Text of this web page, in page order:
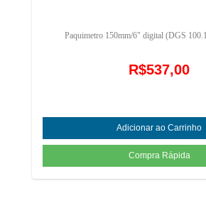
Paquimetro 150mm/6" digital (DGS
R$537,00